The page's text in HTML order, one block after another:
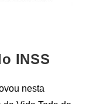
INSS
nesta